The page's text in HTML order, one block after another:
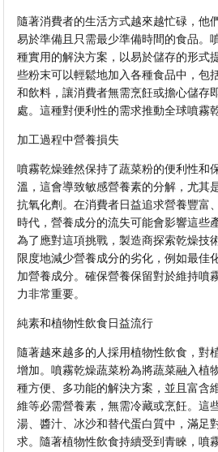
隨著消費者的生活方式越來越忙碌，他
易於準備且只需最少準備時間的食品。
種實用的解決方案，以易於儲存的形式
些粉末可以輕鬆地加入各種食品中，包
和飲料，讓消費者無需烹飪或擔心儲存
處。這種對便利性的需求推動全球噴霧
加工過程中營養損失
噴霧乾燥雖然保持了蔬菜粉的便利性和
溫，這會導致敏感營養素的分解，尤其
抗氧化劑。在消費者日益追求營養豐富
時代，營養成分的流失可能會影響這些
為了應對這項挑戰，製造商探索乾燥技
限度地減少營養成分的劣化，例如最佳
加營養成分。確保營養保留對於維持噴
力非常重要。
純素和植物性飲食日益流行
隨著越來越多的人採用植物性飲食，對
增加。噴霧乾燥蔬菜粉為將蔬菜融入植
種方便、多功能的解決方案，並且富含
維等必需營養素，無需冷藏或烹飪。這
湯、醬汁、冰沙和替代蛋白質中，滿足
求。隨著植物性飲食持續受到青睞，噴